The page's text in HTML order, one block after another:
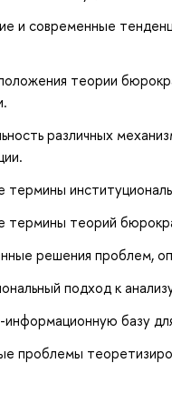
и современные
теории
различных
термины теорий
решения проблем,
подход к
базу
проблемы